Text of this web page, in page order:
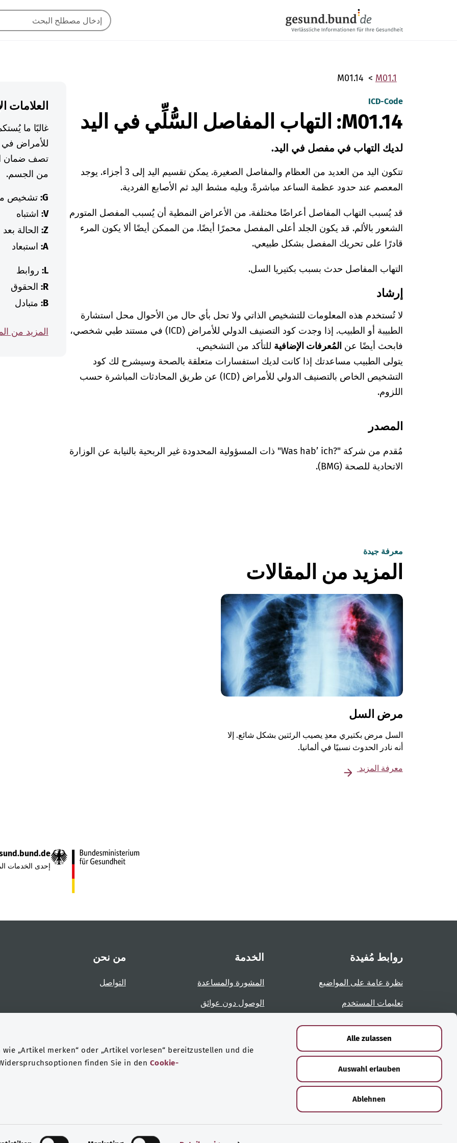
„Artikel merken“ oder „Artikel vorlesen“ bereitzustellen und die
finden Sie in den Cookie-
Alle zulassen
Auswahl erlauben
Ablehnen
M01.1
M01.14
ICD-Code
M01.14: التهاب المفاصل السُّلِّي في اليد
لديك التهاب في مفصل في اليد.
تتكون اليد من العديد من العظام والمفاصل الصغيرة. يمكن تقسيم اليد إلى 3 أجزاء. يوجد
المعصم عند حدود عظمة الساعد مباشرةً. ويليه مشط اليد ثم الأصابع الفردية.
قد يُسبب التهاب المفاصل أعراضًا مختلفة. من الأعراض النمطية أن يُسبب المفصل المتورم
الشعور بالألم. قد يكون الجلد أعلى المفصل محمرًا أيضًا. من الممكن أيضًا ألا يكون المرء
قادرًا على تحريك المفصل بشكل طبيعي.
التهاب المفاصل حدث بسبب بكتيريا السل.
إرشاد
لا تُستخدم هذه المعلومات للتشخيص الذاتي ولا تحل بأي حال من الأحوال محل استشارة
الطبيبة أو الطبيب. إذا وجدت كود التصنيف الدولي للأمراض (ICD) في مستند طبي شخصي،
فابحث أيضًا عن المُعرفات الإضافية للتأكد من التشخيص.
يتولى الطبيب مساعدتك إذا كانت لديك استفسارات متعلقة بالصحة وسيشرح لك كود
التشخيص الخاص بالتصنيف الدولي للأمراض (ICD) عن طريق المحادثات المباشرة حسب
اللزوم.
المصدر
مُقدم من شركة "Was hab’ ich?‎" ذات المسؤولية المحدودة غير الربحية بالنيابة عن الوزارة
الاتحادية للصحة (BMG).
العلامات
غالبًا ما
للأمراض في
تصف ضمان
من الجسم.
G: تشخيص
V: اشتباه
Z: الحالة بعد
A: استبعاد
L: روابط
R: الحقوق
B: متبادل
المزيد من
معرفة جيدة
المزيد من المقالات
مرض السل
السل مرض بكتيري معدِ يصيب الرئتين بشكل شائع. إلا
أنه نادر الحدوث نسبيًا في ألمانيا.
معرفة المزيد
إحدى الخدمات
روابط مُفيدة
نظرة عامة على المواضيع
تعليمات المستخدم
نظرة عامة على الصفحات
الخدمة
المشورة والمساعدة
الوصول دون عوائق
من نحن
التواصل
الشهادات
هيئة التحرير